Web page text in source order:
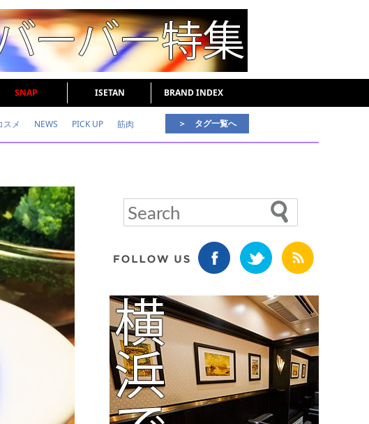
SNAP ISETAN BRAND INDEX
スメ NEWS PICK UP 筋肉 ＞ タグ一覧へ